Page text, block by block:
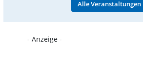
Alle Veranstaltungen
- Anzeige -